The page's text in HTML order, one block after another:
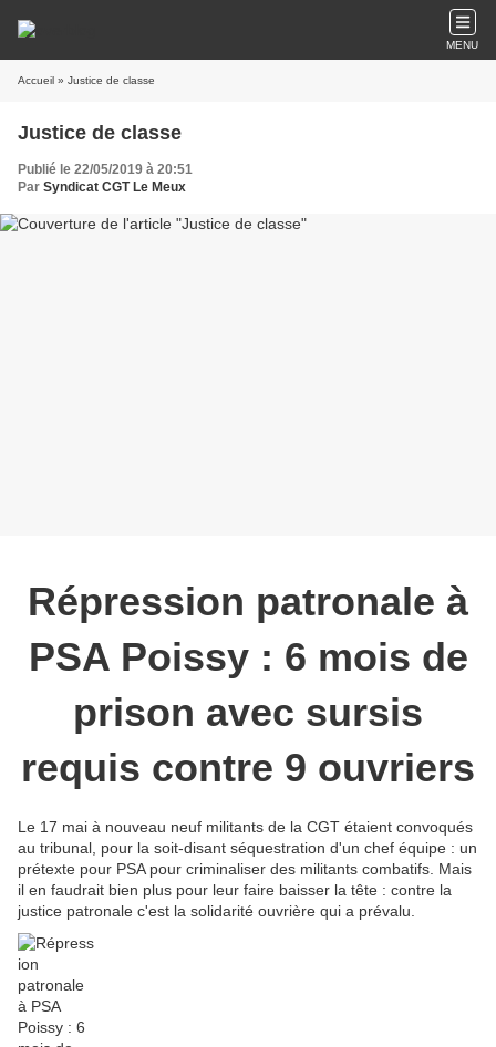
MENU
Accueil » Justice de classe
Justice de classe
Publié le 22/05/2019 à 20:51
Par Syndicat CGT Le Meux
Répression patronale à
PSA Poissy : 6 mois de
prison avec sursis
requis contre 9 ouvriers
Le 17 mai à nouveau neuf militants de la CGT étaient convoqués
au tribunal, pour la soit-disant séquestration d'un chef équipe : un
prétexte pour PSA pour criminaliser des militants combatifs. Mais
il en faudrait bien plus pour leur faire baisser la tête : contre la
justice patronale c'est la solidarité ouvrière qui a prévalu.